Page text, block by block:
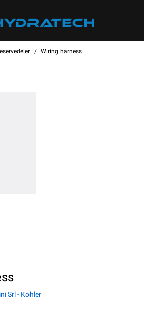
Wiring harness
Srl - Kohler